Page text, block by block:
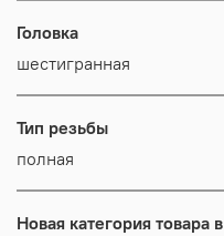
Головка
шестигранная
Тип резьбы
полная
Новая категория товара в